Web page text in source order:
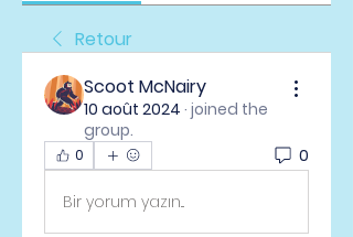
Retour
Scoot McNairy
10 août 2024 · joined the
group.
0 0
Bir yorum yazın...